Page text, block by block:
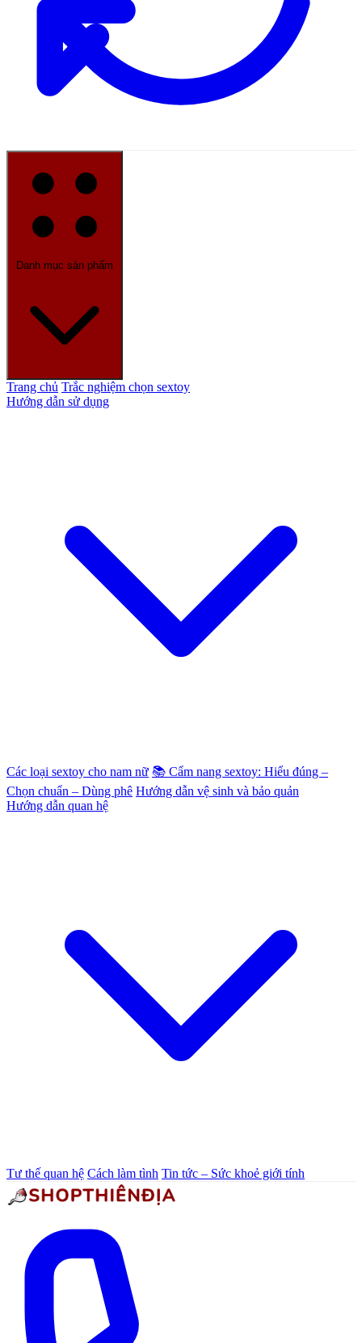
Danh mục sản phẩm
Trang chủ Trắc nghiệm chọn sextoy
Hướng dẫn sử dụng
Các loại sextoy cho nam nữ 📚 Cẩm nang sextoy: Hiểu đúng –
Chọn chuẩn – Dùng phê Hướng dẫn vệ sinh và bảo quản
Hướng dẫn quan hệ
Tư thế quan hệ Cách làm tình Tin tức – Sức khoẻ giới tính